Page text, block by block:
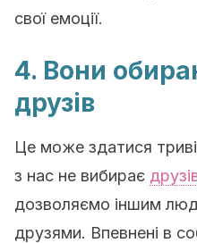
свої емоції.
4. Вони
друзів
Це може здатися
з нас не вибирає
дозволяємо іншим
друзями. Впевнені в